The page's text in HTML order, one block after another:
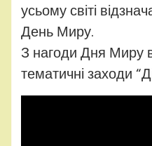
усьому світі
День Миру.
З нагоди Дня Миру
тематичні заходи